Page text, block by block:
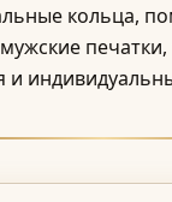
кольца,
и